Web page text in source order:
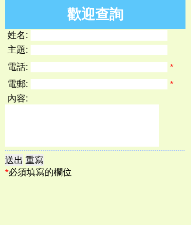
歡迎查詢
姓名:
主題:
電話:
*
電郵:
*
內容:
*必須填寫的欄位